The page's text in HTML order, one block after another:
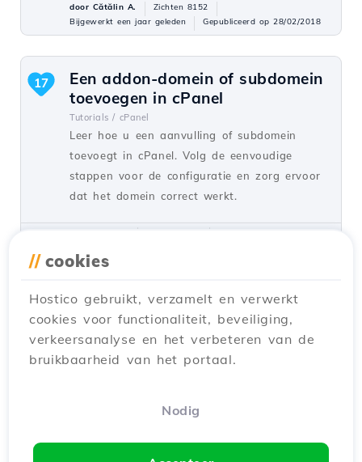
door Cătălin A.
Zichten 8152
Bijgewerkt een jaar geleden
Gepubliceerd op 28/02/2018
Een addon-domein of subdomein
toevoegen in cPanel
Tutorials / cPanel
Leer hoe u een aanvulling of subdomein
toevoegt in cPanel. Volg de eenvoudige
stappen voor de configuratie en zorg ervoor
dat het domein correct werkt.
17
door Florin P.
Zichten 8136
Een applicatie installeren met de
cPanel Softaculous-plugin
Tutorials / Softaculous
Leer hoe u webtoepassingen kunt installeren
WordPress en het beheren van toepassingen.
15
Zichten 5368
// cookies
Hostico gebruikt, verzamelt en verwerkt
cookies voor functionaliteit, beveiliging,
verkeersanalyse en het verbeteren van de
bruikbaarheid van het portaal.
Nodig